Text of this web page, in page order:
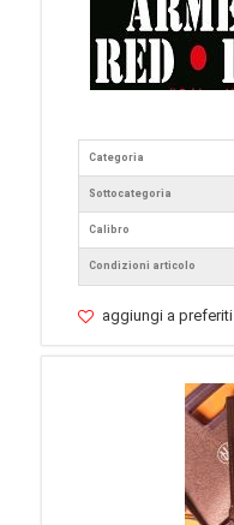
Categoria
Sottocategoria
Calibro
Condizioni articolo
aggiungi a preferiti